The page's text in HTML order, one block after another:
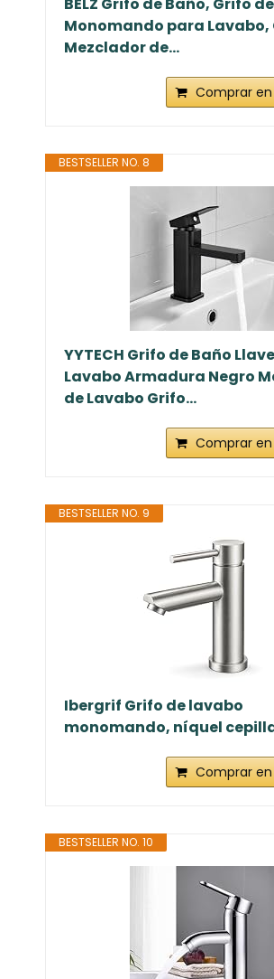
Monomando para Lavabo,
Mezclador de...
Comprar
BESTSELLER NO. 8
YYTECH Grifo de Baño
Lavabo Armadura Negro
de Lavabo Grifo...
Comprar
BESTSELLER NO. 9
Ibergrif Grifo de lavabo
monomando, níquel
Comprar
BESTSELLER NO. 10